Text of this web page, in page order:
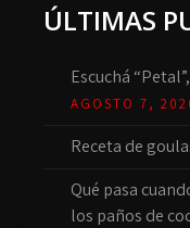
ÚLTIMAS
Escuchá
AGOSTO 7,
Receta de
Qué pasa
los paños de